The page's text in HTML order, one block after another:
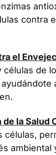
contra
el
células de
la Salud
células,
ambiental